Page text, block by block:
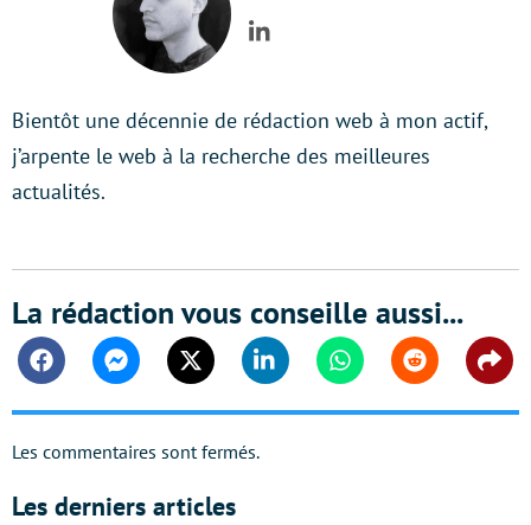
LinkedIn
Bientôt une décennie de rédaction web à mon actif,
j’arpente le web à la recherche des meilleures
actualités.
La rédaction vous conseille aussi...
FacebookMessengerTwitter Linkedin WhatsappReddit
Les commentaires sont fermés.
Les derniers articles